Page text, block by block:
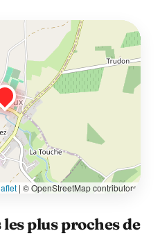
| © OpenStreetMap contributors
plus proches de